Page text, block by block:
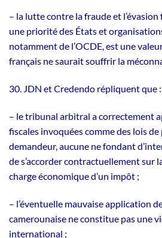
– la lutte contre la fraude et
une priorité des États et
notamment de l’OCDE, est une
français ne saurait souffrir la
30. JDN et Credendo répliquent que :
– le tribunal arbitral a correctement
fiscales invoquées comme des lois
demandeur, aucune ne fondant
de s’accorder contractuellement sur
charge économique d’un impôt ;
– l’éventuelle mauvaise application
camerounaise ne constitue pas une
international ;